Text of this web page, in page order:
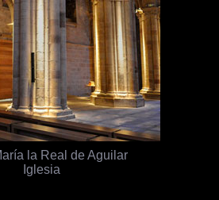
la Real de Aguilar
Iglesia